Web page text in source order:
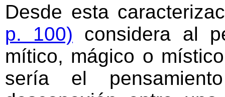
Desde esta
p. 100) considera al
mítico, mágico o
sería el